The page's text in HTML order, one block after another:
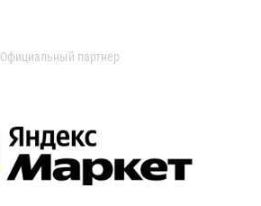
Официальный партнер